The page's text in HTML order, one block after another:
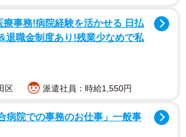
ったかつての日中関係
顕著になりつつあり、日本はこの大国
全保障上の要請から米国との連携を一
る。経済面では、サプライチェーンの
安全保障」の観点から、中国市場への
療事務!病院経験を活かせる 日払
退職金制度あり!残業少なめで私
区
派遣社員：時給1,550円
病院での事務のお仕事」一般事